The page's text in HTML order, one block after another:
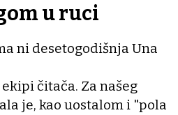
u ruci
ni desetogodišnja Una
čitača. Za našeg
je, kao uostalom i "pola